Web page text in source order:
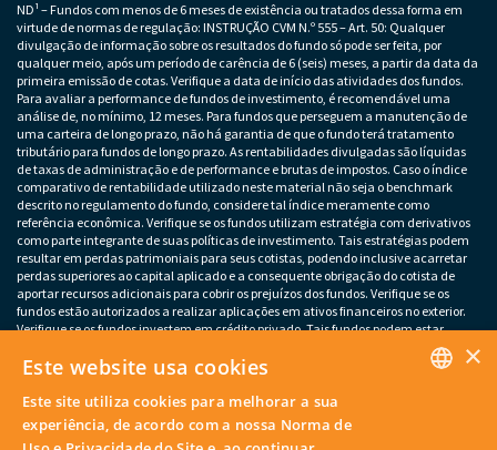
ND¹ – Fundos com menos de 6 meses de existência ou tratados dessa forma em
virtude de normas de regulação: INSTRUÇÃO CVM N.º 555 – Art. 50: Qualquer
divulgação de informação sobre os resultados do fundo só pode ser feita, por
qualquer meio, após um período de carência de 6 (seis) meses, a partir da data da
primeira emissão de cotas. Verifique a data de início das atividades dos fundos.
Para avaliar a performance de fundos de investimento, é recomendável uma
análise de, no mínimo, 12 meses. Para fundos que perseguem a manutenção de
uma carteira de longo prazo, não há garantia de que o fundo terá tratamento
tributário para fundos de longo prazo. As rentabilidades divulgadas são líquidas
de taxas de administração e de performance e brutas de impostos. Caso o índice
comparativo de rentabilidade utilizado neste material não seja o benchmark
descrito no regulamento do fundo, considere tal índice meramente como
referência econômica. Verifique se os fundos utilizam estratégia com derivativos
como parte integrante de suas políticas de investimento. Tais estratégias podem
resultar em perdas patrimoniais para seus cotistas, podendo inclusive acarretar
perdas superiores ao capital aplicado e a consequente obrigação do cotista de
aportar recursos adicionais para cobrir os prejuízos dos fundos. Verifique se os
fundos estão autorizados a realizar aplicações em ativos financeiros no exterior.
Verifique se os fundos investem em crédito privado. Tais fundos podem estar
sujeitos a risco de perda substancial do patrimônio líquido em caso de eventos
que acarretem o não pagamento dos ativos integrantes da sua carteira. Os
de poucos emissores, variação cambial e outros riscos não mencionados neste
material. O investimento em determinados ativos financeiros pode sujeitar o
investidor a significativas perdas patrimoniais. Ao investidor cabe a
×
Este website usa cookies
Este site utiliza cookies para melhorar a sua
experiência, de acordo com a nossa Norma de